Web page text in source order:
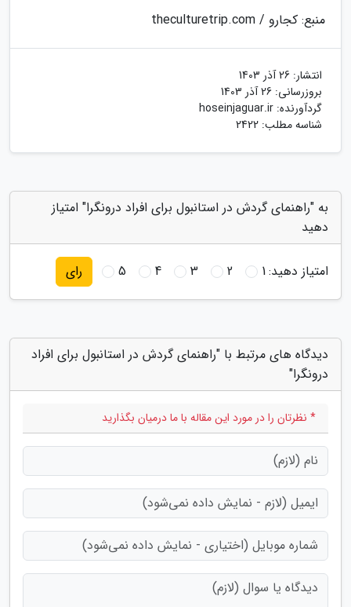
منبع: کجارو / theculturetrip.com
انتشار: 26 آذر 1403
بروزرسانی: 26 آذر 1403
گردآورنده: hoseinjaguar.ir
شناسه مطلب: 2422
به "راهنمای گردش در استانبول برای افراد درونگرا" امتیاز
دهید
امتیاز دهید:1
2
3
4
5 رای
دیدگاه های مرتبط با "راهنمای گردش در استانبول برای افراد
درونگرا"
* نظرتان را در مورد این مقاله با ما درمیان بگذارید